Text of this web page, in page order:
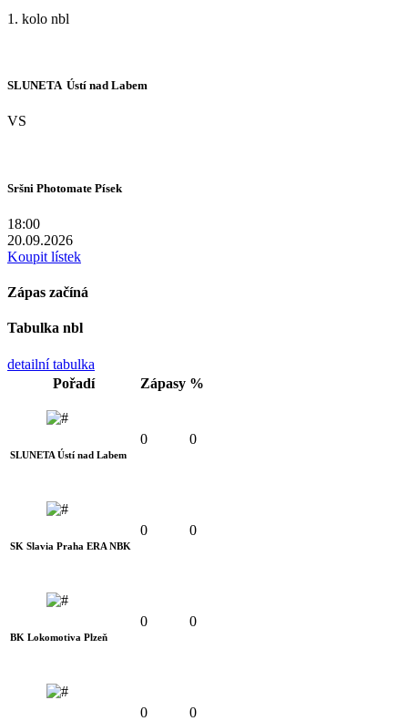
1. kolo nbl
SLUNETA  Ústí nad Labem
VS
Sršni Photomate Písek
18:00
20.09.2026
Koupit lístek
Zápas začíná
Tabulka nbl
detailní tabulka
Pořadí
Zápasy %
SLUNETA Ústí nad Labem
0 0
SK Slavia Praha ERA NBK
0 0
BK Lokomotiva Plzeň
0 0
0 0